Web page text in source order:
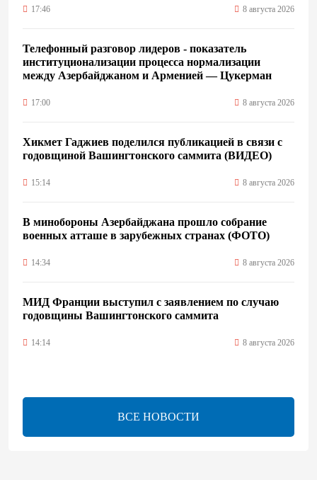
17:46 8 августа 2026
Телефонный разговор лидеров - показатель
институционализации процесса нормализации
между Азербайджаном и Арменией — Цукерман
17:00 8 августа 2026
Хикмет Гаджиев поделился публикацией в связи с
годовщиной Вашингтонского саммита (ВИДЕО)
15:14 8 августа 2026
В минобороны Азербайджана прошло собрание
военных атташе в зарубежных странах (ФОТО)
14:34 8 августа 2026
МИД Франции выступил с заявлением по случаю
годовщины Вашингтонского саммита
14:14 8 августа 2026
синхронизировали курс на мир
ВСЕ НОВОСТИ